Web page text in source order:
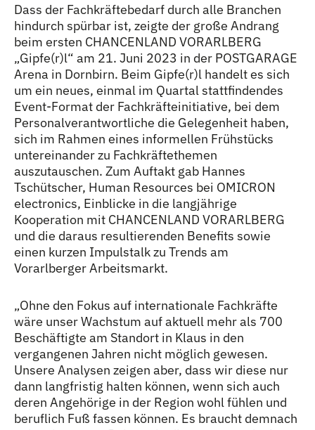
Dass der Fachkräftebedarf durch alle Branchen
hindurch spürbar ist, zeigte der große Andrang
beim ersten CHANCENLAND VORARLBERG
„Gipfe(r)l“ am 21. Juni 2023 in der POSTGARAGE
Arena in Dornbirn. Beim Gipfe(r)l handelt es sich
um ein neues, einmal im Quartal stattfindendes
Event-Format der Fachkräfteinitiative, bei dem
Personalverantwortliche die Gelegenheit haben,
sich im Rahmen eines informellen Frühstücks
untereinander zu Fachkräftethemen
auszutauschen. Zum Auftakt gab Hannes
Tschütscher, Human Resources bei OMICRON
electronics, Einblicke in die langjährige
Kooperation mit CHANCENLAND VORARLBERG
und die daraus resultierenden Benefits sowie
einen kurzen Impulstalk zu Trends am
Vorarlberger Arbeitsmarkt.
„Ohne den Fokus auf internationale Fachkräfte
wäre unser Wachstum auf aktuell mehr als 700
Beschäftigte am Standort in Klaus in den
vergangenen Jahren nicht möglich gewesen.
Unsere Analysen zeigen aber, dass wir diese nur
dann langfristig halten können, wenn sich auch
deren Angehörige in der Region wohl fühlen und
beruflich Fuß fassen können. Es braucht demnach